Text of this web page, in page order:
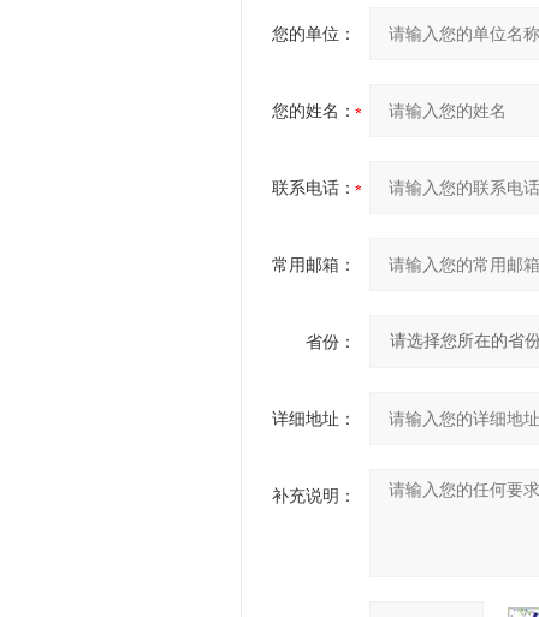
您的单位：
您的姓名：
联系电话：
常用邮箱：
省份：
详细地址：
补充说明：